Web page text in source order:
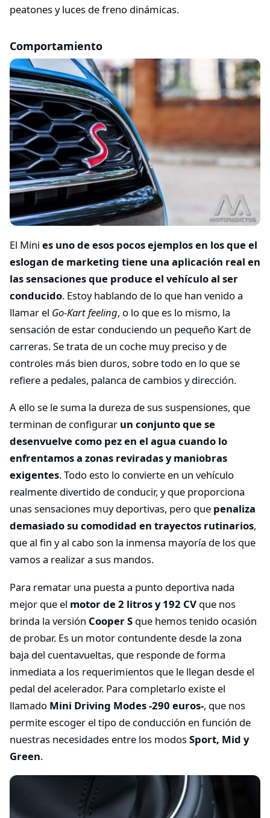
peatones y luces de freno dinámicas.
Comportamiento
El Mini es uno de esos pocos ejemplos en los que el
eslogan de marketing tiene una aplicación real en
las sensaciones que produce el vehículo al ser
conducido. Estoy hablando de lo que han venido a
llamar el Go-Kart feeling, o lo que es lo mismo, la
sensación de estar conduciendo un pequeño Kart de
carreras. Se trata de un coche muy preciso y de
controles más bien duros, sobre todo en lo que se
refiere a pedales, palanca de cambios y dirección.
A ello se le suma la dureza de sus suspensiones, que
terminan de configurar un conjunto que se
desenvuelve como pez en el agua cuando lo
enfrentamos a zonas reviradas y maniobras
exigentes. Todo esto lo convierte en un vehículo
realmente divertido de conducir, y que proporciona
unas sensaciones muy deportivas, pero que penaliza
demasiado su comodidad en trayectos rutinarios,
que al fin y al cabo son la inmensa mayoría de los que
vamos a realizar a sus mandos.
Para rematar una puesta a punto deportiva nada
mejor que el motor de 2 litros y 192 CV que nos
brinda la versión Cooper S que hemos tenido ocasión
de probar. Es un motor contundente desde la zona
baja del cuentavueltas, que responde de forma
inmediata a los requerimientos que le llegan desde el
pedal del acelerador. Para completarlo existe el
llamado Mini Driving Modes -290 euros-, que nos
permite escoger el tipo de conducción en función de
nuestras necesidades entre los modosSport, Mid y
Green.